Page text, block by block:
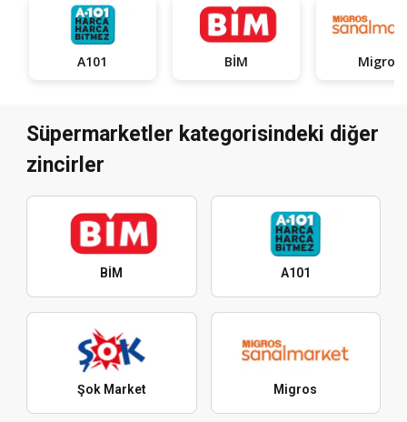
A101 BİM Migros
Süpermarketler kategorisindeki diğer
zincirler
BİM A101
Şok Market Migros